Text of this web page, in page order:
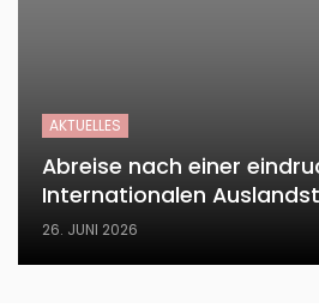
AKTUELLES
Abreise nach einer
Internationalen
26. JUNI 2026